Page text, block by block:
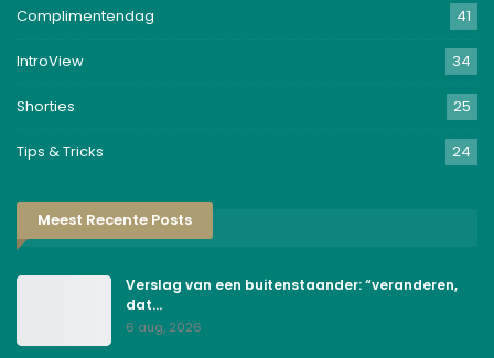
Complimentendag 41
IntroView 34
Shorties 25
Tips & Tricks 24
Meest Recente Posts
Verslag van een buitenstaander: “veranderen,
dat…
6 aug, 2026